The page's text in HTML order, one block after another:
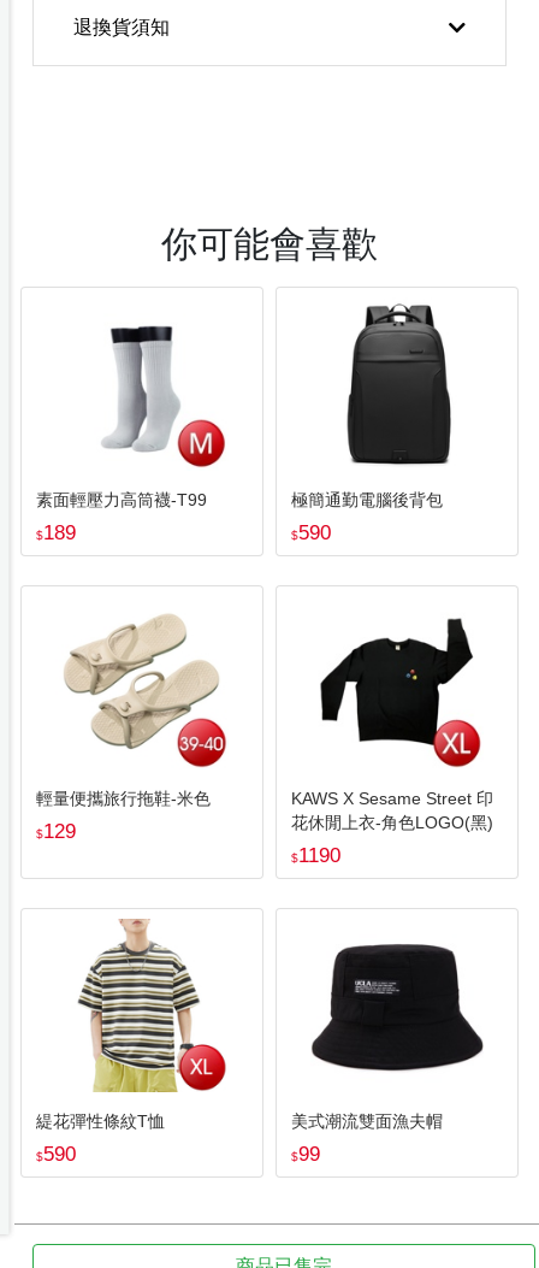
退換貨須知
你可能會喜歡
素面輕壓力高筒襪-T99
$189
極簡通勤電腦後背包
$590
輕量便攜旅行拖鞋-米色
$129
KAWS X Sesame Street 印
花休閒上衣-角色LOGO(黑)
$1190
緹花彈性條紋T恤
$590
美式潮流雙面漁夫帽
$99